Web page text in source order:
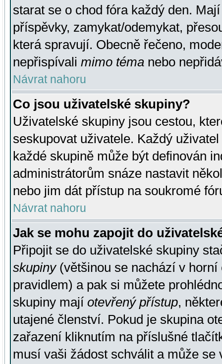
starat se o chod fóra každý den.
příspěvky, zamykat/odemykat,
která spravují. Obecně řečeno,
nepřispívali mimo téma nebo
Návrat nahoru
Co jsou uživatelské skupiny?
Uživatelské skupiny jsou cestou,
seskupovat uživatele. Každý
každé skupině může být definován
administrátorům snáze nastavit
nebo jim dát přístup na soukromé
Návrat nahoru
Jak se mohu zapojit do
Připojit se do uživatelské skupiny
skupiny(většinou se nachází v horní
pravidlem) a pak si můžete
skupiny mají otevřený přístup,
utajené členství. Pokud je skupina
zařazení kliknutím na příslušné
musí vaši žádost schválit a může se